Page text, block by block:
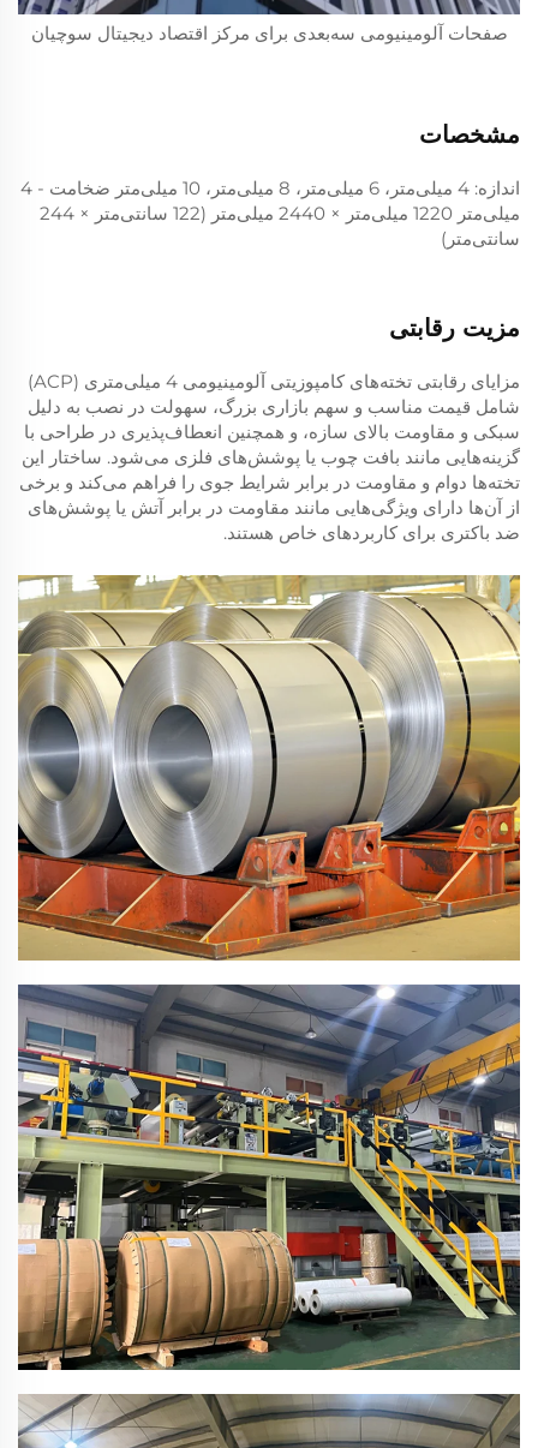
صفحات آلومینیومی سه‌بعدی برای مرکز اقتصاد دیجیتال سوچیان
مشخصات
اندازه: 4 میلی‌متر، 6 میلی‌متر، 8 میلی‌متر، 10 میلی‌متر ضخامت - 4
میلی‌متر 1220 میلی‌متر × 2440 میلی‌متر (122 سانتی‌متر × 244
سانتی‌متر)
مزیت رقابتی
مزایای رقابتی تخته‌های کامپوزیتی آلومینیومی 4 میلی‌متری (ACP)
شامل قیمت مناسب و سهم بازاری بزرگ، سهولت در نصب به دلیل
سبکی و مقاومت بالای سازه، و همچنین انعطاف‌پذیری در طراحی با
گزینه‌هایی مانند بافت چوب یا پوشش‌های فلزی می‌شود. ساختار این
تخته‌ها دوام و مقاومت در برابر شرایط جوی را فراهم می‌کند و برخی
از آن‌ها دارای ویژگی‌هایی مانند مقاومت در برابر آتش یا پوشش‌های
ضد باکتری برای کاربردهای خاص هستند.